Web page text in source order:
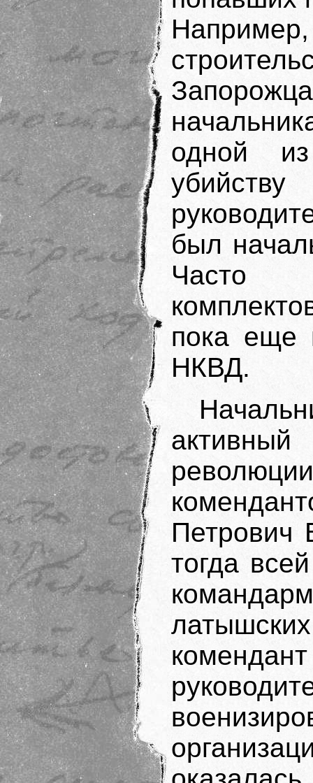
одной
был
Часто
пока еще
НКВД.
Петрович
тогда